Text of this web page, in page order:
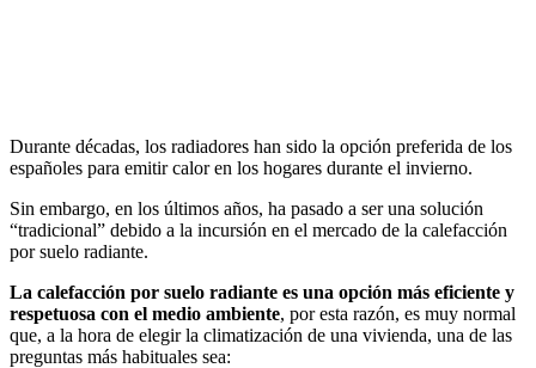
Durante décadas, los radiadores han sido la opción preferida de los
españoles para emitir calor en los hogares durante el invierno.
Sin embargo, en los últimos años, ha pasado a ser una solución
“tradicional” debido a la incursión en el mercado de la calefacción
por suelo radiante.
La calefacción por suelo radiante es una opción más eficiente y
respetuosa con el medio ambiente, por esta razón, es muy normal
que, a la hora de elegir la climatización de una vivienda, una de las
preguntas más habituales sea: